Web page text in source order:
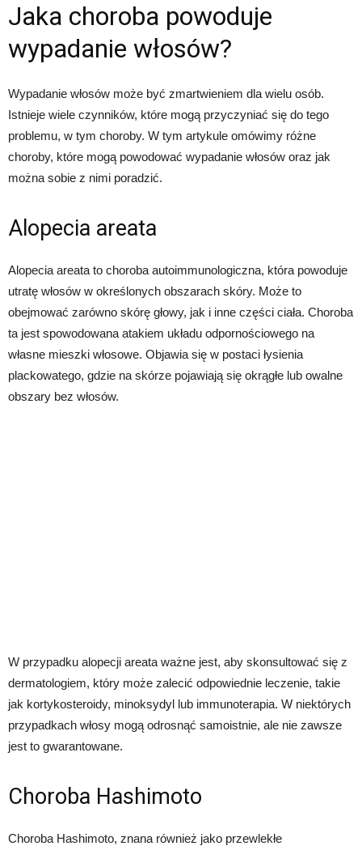
Jaka choroba powoduje
wypadanie włosów?
Wypadanie włosów może być zmartwieniem dla wielu osób.
Istnieje wiele czynników, które mogą przyczyniać się do tego
problemu, w tym choroby. W tym artykule omówimy różne
choroby, które mogą powodować wypadanie włosów oraz jak
można sobie z nimi poradzić.
Alopecia areata
Alopecia areata to choroba autoimmunologiczna, która powoduje
utratę włosów w określonych obszarach skóry. Może to
obejmować zarówno skórę głowy, jak i inne części ciała. Choroba
ta jest spowodowana atakiem układu odpornościowego na
własne mieszki włosowe. Objawia się w postaci łysienia
plackowatego, gdzie na skórze pojawiają się okrągłe lub owalne
obszary bez włosów.
W przypadku alopecji areata ważne jest, aby skonsultować się z
dermatologiem, który może zalecić odpowiednie leczenie, takie
jak kortykosteroidy, minoksydyl lub immunoterapia. W niektórych
przypadkach włosy mogą odrosnąć samoistnie, ale nie zawsze
jest to gwarantowane.
Choroba Hashimoto
Choroba Hashimoto, znana również jako przewlekłe